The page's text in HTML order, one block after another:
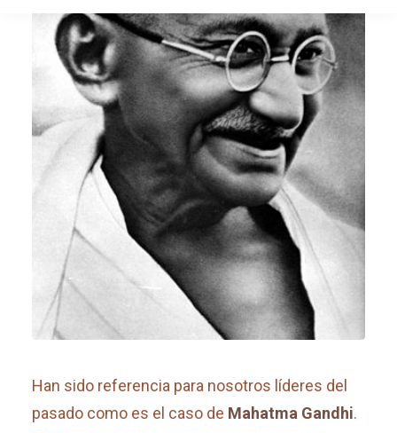
Han sido referencia para nosotros líderes del
pasado como es el caso de Mahatma Gandhi.